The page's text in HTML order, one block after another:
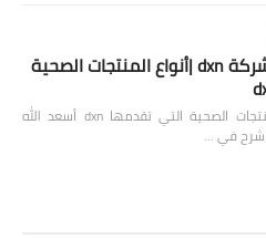
كتالوج منتجات شركة dxn |أنواع المنتجات الصحية
كتالوج منتجات شركة dxn |أنواع المنتجات الصحية التي تقدمها dxn أسعد الله
اشرح في …